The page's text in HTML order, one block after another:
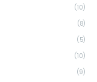
(10)
(8)
(5)
(10)
(9)